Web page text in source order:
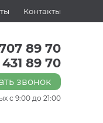
Контакты
89 70
89 70
звонок
с 9:00 до 21:00